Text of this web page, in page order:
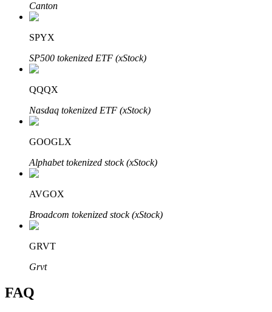
Bitrue-partners
Bitrue Affiliates
Tot 65% commissies!
Canton
SPYX
SP500 tokenized ETF (xStock)
QQQX
Nasdaq tokenized ETF (xStock)
GOOGLX
Alphabet tokenized stock (xStock)
AVGOX
Broadcom tokenized stock (xStock)
GRVT
Grvt
FAQ